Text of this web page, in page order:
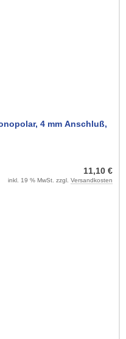
4 mm Anschluß,
11,10 €
inkl. 19 % MwSt. zzgl. Versandkosten